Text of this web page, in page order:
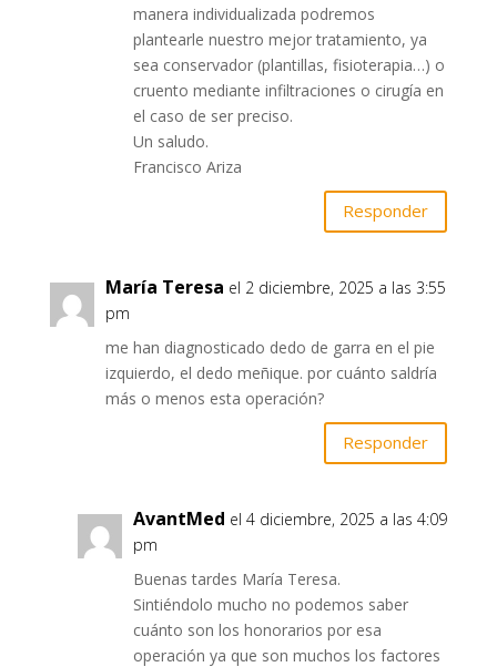
manera individualizada podremos
plantearle nuestro mejor tratamiento, ya
sea conservador (plantillas, fisioterapia…) o
cruento mediante infiltraciones o cirugía en
el caso de ser preciso.
Un saludo.
Francisco Ariza
Responder
María Teresa el 2 diciembre, 2025 a las 3:55
pm
me han diagnosticado dedo de garra en el pie
izquierdo, el dedo meñique. por cuánto saldría
más o menos esta operación?
Responder
AvantMed el 4 diciembre, 2025 a las 4:09
pm
Buenas tardes María Teresa.
Sintiéndolo mucho no podemos saber
cuánto son los honorarios por esa
operación ya que son muchos los factores